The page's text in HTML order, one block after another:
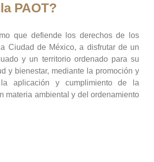
PAOT?
que defiende los derechos de los
Ciudad de México, a disfrutar de un
y un territorio ordenado para su
y bienestar, mediante la promoción y
aplicación y cumplimiento de la
materia ambiental y del ordenamiento